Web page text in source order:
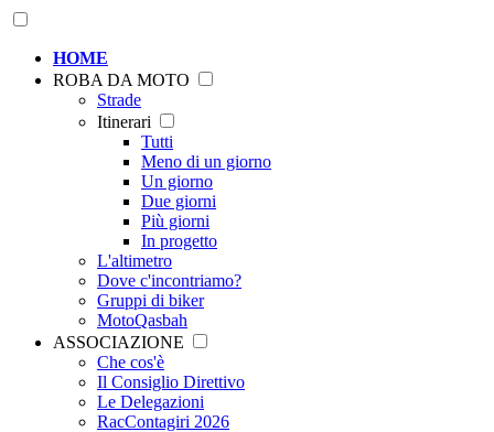
HOME
ROBA DA MOTO
Strade
Itinerari
Tutti
Meno di un giorno
Un giorno
Due giorni
Più giorni
In progetto
L'altimetro
Dove c'incontriamo?
Gruppi di biker
MotoQasbah
ASSOCIAZIONE
Che cos'è
Il Consiglio Direttivo
Le Delegazioni
RacContagiri 2026